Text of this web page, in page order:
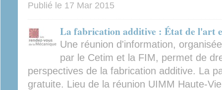
Publié le 17 Mar 2015
La fabrication additive : État de l'art
Une réunion d'information,
par le Cetim et la FIM, permet de
perspectives de la fabrication additive. La
gratuite. Lieu de la réunion UIMM Haute-